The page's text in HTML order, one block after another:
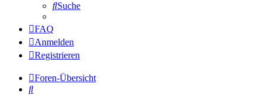
Suche
FAQ
Anmelden
Registrieren
Foren-Übersicht
Suche